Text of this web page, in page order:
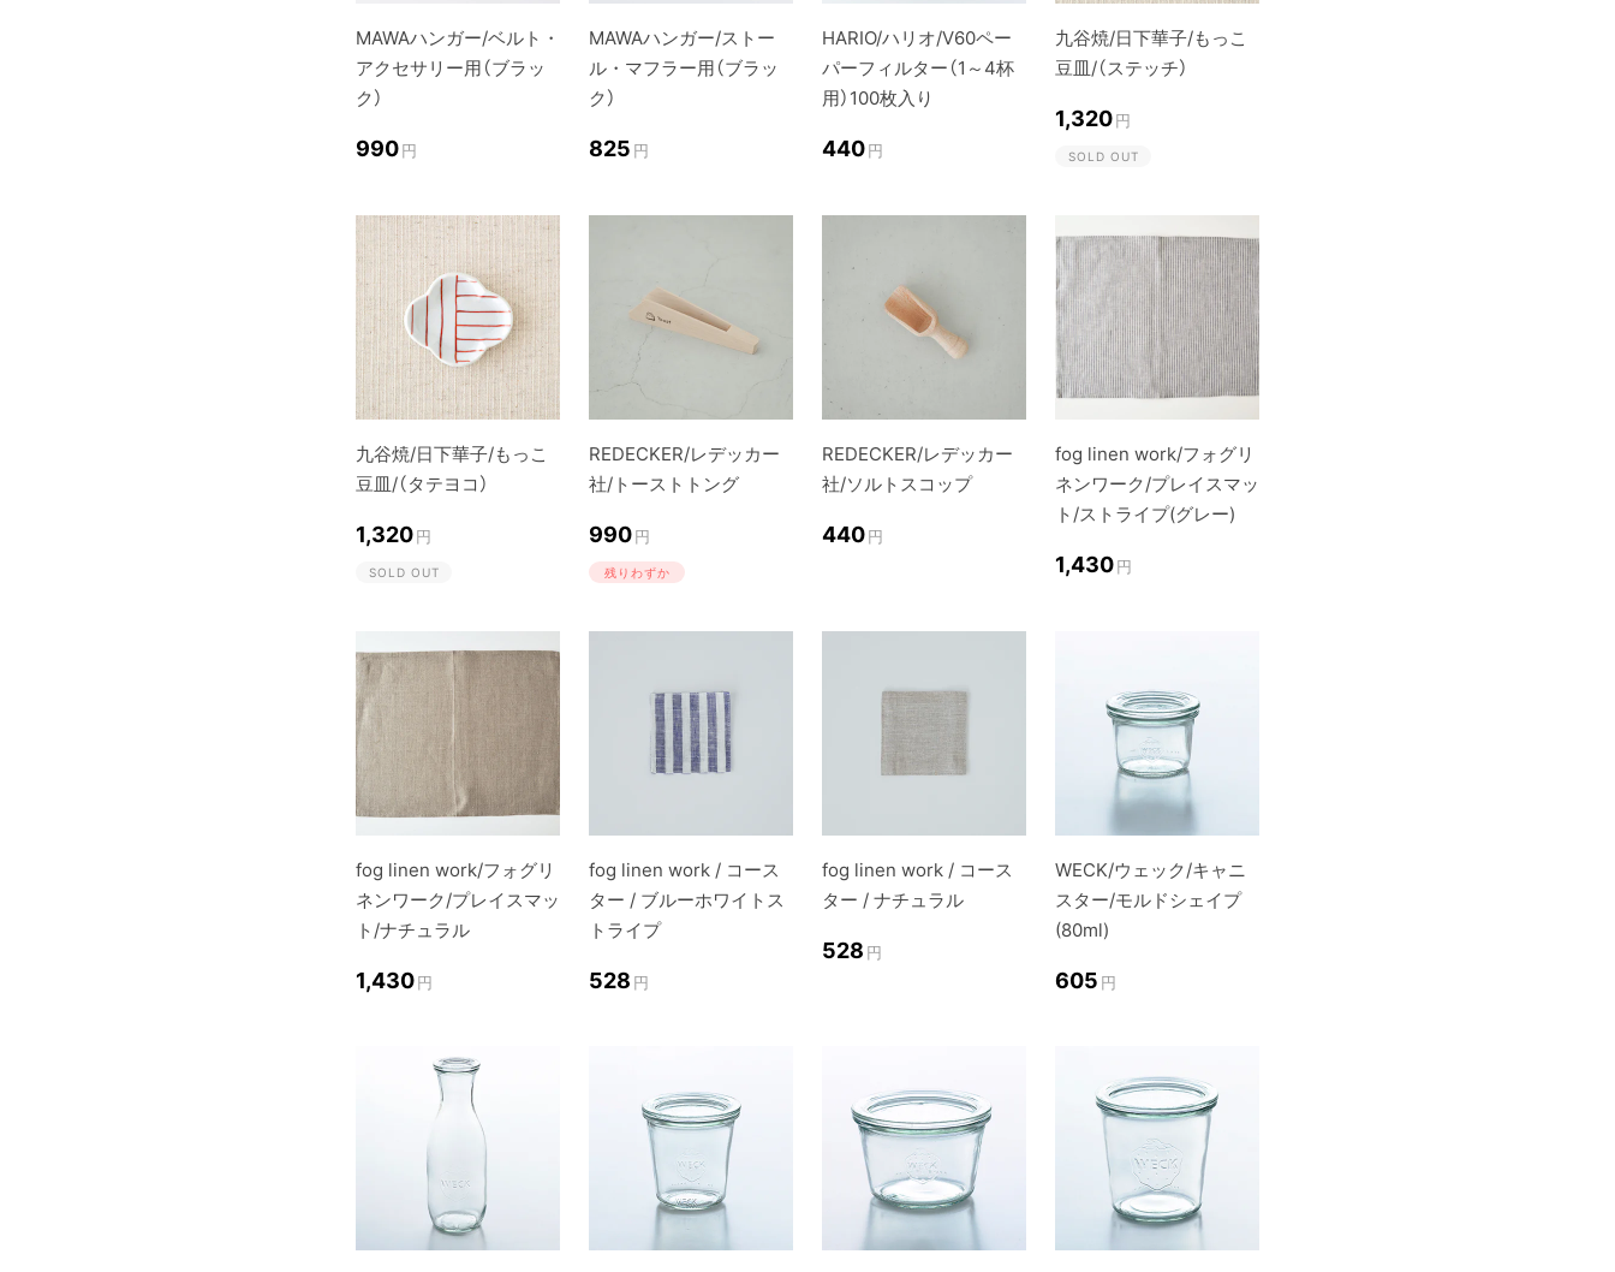
MAWAハンガー/ベルト・
アクセサリー用（ブラッ
ク）
990円
MAWAハンガー/ストー
ル・マフラー用（ブラッ
ク）
825 円
HARIO/ハリオ/V60ペー
パーフィルター（1～4杯
用）100枚入り
440円
九谷焼/日下華子/もっこ
豆皿/（ステッチ）
1,320円
SOLD OUT
九谷焼/日下華子/もっこ
豆皿/（タテヨコ）
1,320円
SOLD OUT
REDECKER/レデッカー
社/トーストトング
990円
残りわずか
REDECKER/レデッカー
社/ソルトスコップ
440円
fog linen work/フォグリ
ネンワーク/プレイスマッ
ト/ストライプ(グレー)
1,430円
fog linen work/フォグリ
ネンワーク/プレイスマッ
ト/ナチュラル
1,430円
fog linen work / コース
ター / ブルーホワイトス
トライプ
528 円
fog linen work / コース
ター / ナチュラル
528 円
WECK/ウェック/キャニ
スター/モルドシェイプ
(80ml)
605 円